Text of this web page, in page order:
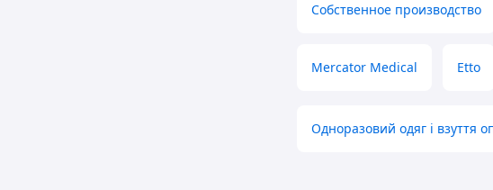
Собственное производство
Mercator Medical Etto
Одноразовий одяг і взуття